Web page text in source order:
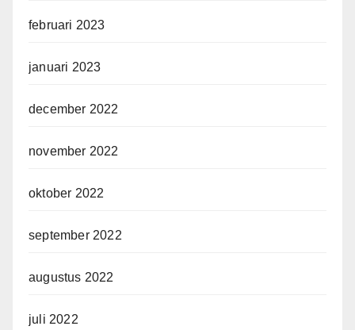
februari 2023
januari 2023
december 2022
november 2022
oktober 2022
september 2022
augustus 2022
juli 2022